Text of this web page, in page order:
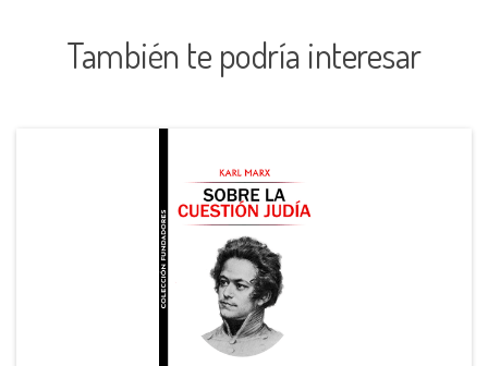
También te podría interesar